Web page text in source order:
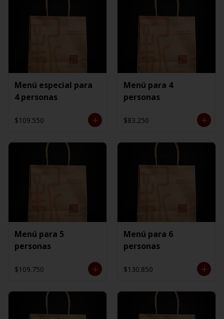
Menú especial para
4 personas
$109.550
Menú para 4
personas
$83.250
Menú para 5
personas
$109.750
Menú para 6
personas
$130.850